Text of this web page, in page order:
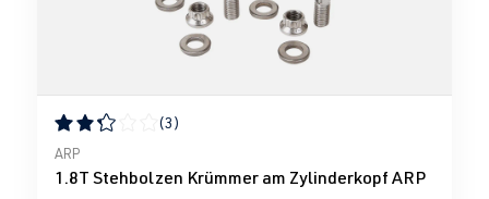
Durchschnittliche Bewertung von 2.33 von 5 Sternen
(3)
ARP
1.8T Stehbolzen Krümmer am Zylinderkopf ARP